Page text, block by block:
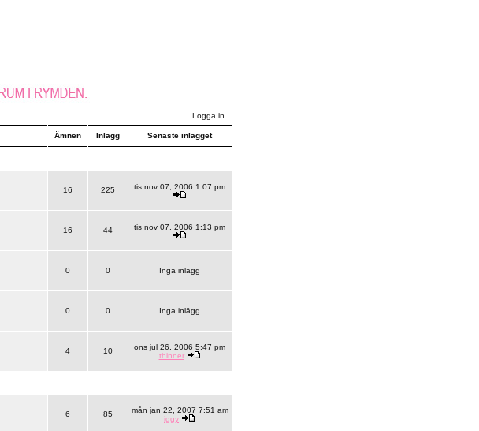
Logga in
Ämnen Inlägg Senaste inlägget
16 225 tis nov 07, 2006 1:07 pm
16 44 tis nov 07, 2006 1:13 pm
0 0 Inga inlägg
0 0 Inga inlägg
4 10
ons jul 26, 2006 5:47 pm
thinner
6 85
mån jan 22, 2007 7:51 am
iggy